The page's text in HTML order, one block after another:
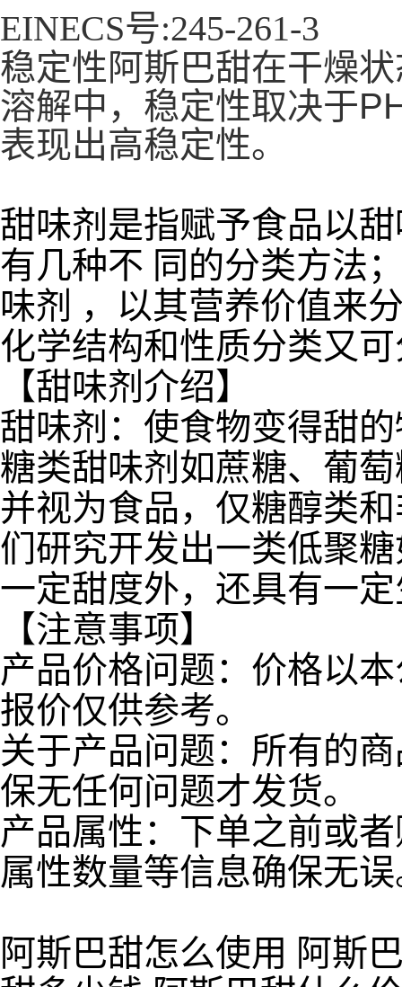
EINECS号:245-261-3
稳定性 阿斯巴甜在干燥
溶解中，稳定性取决于
表现出高稳定性。
甜味剂是指赋予食品以
有几种不 同的分类方法
味剂 ，以其营养价值来
化学结构和性质分类又
【甜味剂介绍】
甜味剂：使食物变得甜
糖类甜味剂如蔗糖、葡
并视为食品，仅糖醇类
们研究开发出一类低聚
一定甜度外，还具有一
【注意事项】
产品价格问题：价格以
报价仅供参考。
关于产品问题：所有的
保无任何问题才发货。
产品属性：下单之前或
属性数量等信息确保无
阿斯巴甜怎么使用 阿斯